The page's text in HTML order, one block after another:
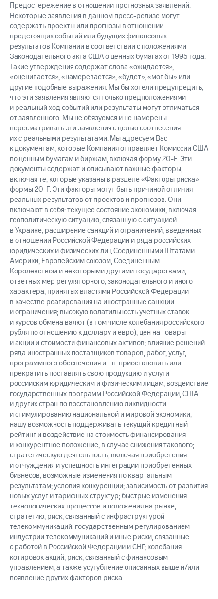
Предостережение в отношении прогнозных заявлений.
Некоторые заявления в данном пресс-релизе могут
содержать проекты или прогнозы в отношении
предстоящих событий или будущих финансовых
результатов Компании в соответствии с положениями
Законодательного акта США о ценных бумагах от 1995 года.
Такие утверждения содержат слова «ожидается»,
«оценивается», «намеревается», «будет», «мог бы» или
другие подобные выражения. Мы бы хотели предупредить,
что эти заявления являются только предположениями
и реальный ход событий или результаты могут отличаться
от заявленного. Мы не обязуемся и не намерены
пересматривать эти заявления с целью соотнесения
их с реальными результатами. Мы адресуем Вас
к документам, которые Компания отправляет Комиссии США
по ценным бумагам и биржам, включая форму 20-F. Эти
документы содержат и описывают важные факторы,
включая те, которые указаны в разделе «Факторы риска»
формы 20-F. Эти факторы могут быть причиной отличия
реальных результатов от проектов и прогнозов. Они
включают в себя: текущее состояние экономики, включая
геополитическую ситуацию, связанную с ситуацией
в Украине; расширение санкций и ограничений, введенных
в отношении Российской Федерации и ряда российских
юридических и физических лиц Соединенными Штатами
Америки, Европейским союзом, Соединенным
Королевством и некоторыми другими государствами;
ответных мер регуляторного, законодательного и иного
характера, принятых властями Российской Федерации
в качестве реагирования на иностранные санкции
и ограничения; высокую волатильность учетных ставок
и курсов обмена валют (в том числе колебания российского
рубля по отношению к доллару и евро), цен на товары
и акции и стоимости финансовых активов; влияние решений
ряда иностранных поставщиков товаров, работ, услуг,
программного обеспечения и т.п. приостановить или
прекратить поставлять свою продукцию и услуги
российским юридическим и физическим лицам; воздействие
государственных программ Российской Федерации, США
и других стран по восстановлению ликвидности
и стимулированию национальной и мировой экономики;
нашу возможность поддерживать текущий кредитный
рейтинг и воздействие на стоимость финансирования
и конкурентное положение, в случае снижения такового;
стратегическую деятельность, включая приобретения
и отчуждения и успешность интеграции приобретенных
бизнесов; возможные изменения по квартальным
результатам; условия конкуренции; зависимость от развития
новых услуг и тарифных структур; быстрые изменения
технологических процессов и положения на рынке;
стратегию; риск, связанный с инфраструктурой
телекоммуникаций, государственным регулированием
индустрии телекоммуникаций и иные риски, связанные
с работой в Российской Федерации и СНГ; колебания
котировок акций; риск, связанный с финансовым
управлением, а также усугубление описанных выше и/или
появление других факторов риска.